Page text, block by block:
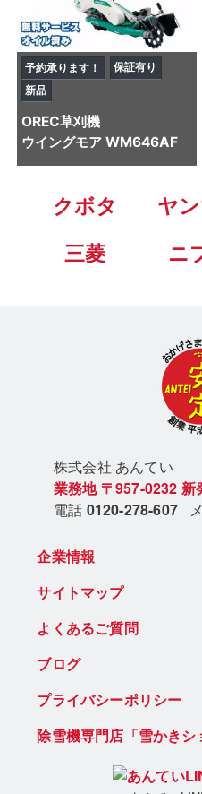
予約承ります！
保証有り
新品
OREC草刈機
ウイングモア WM646AF
クボタ ヤ
三菱
ニ
株式会社 あんてい
業務地 〒957-0232 新
電話 0120-278-607
企業情報
サイトマップ
よくあるご質問
ブログ
プライバシーポリシー
除雪機専門店「雪かきシ